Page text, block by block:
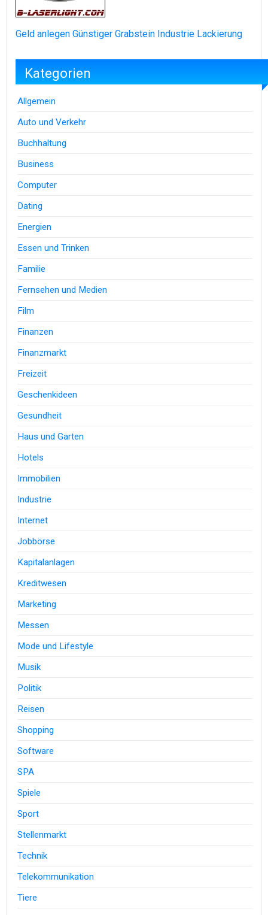
Geld anlegen Günstiger Grabstein Industrie Lackierung
Kategorien
Allgemein
Auto und Verkehr
Buchhaltung
Business
Computer
Dating
Energien
Essen und Trinken
Familie
Fernsehen und Medien
Film
Finanzen
Finanzmarkt
Freizeit
Geschenkideen
Gesundheit
Haus und Garten
Hotels
Immobilien
Industrie
Internet
Jobbörse
Kapitalanlagen
Kreditwesen
Marketing
Messen
Mode und Lifestyle
Musik
Politik
Reisen
Shopping
Software
SPA
Spiele
Sport
Stellenmarkt
Technik
Telekommunikation
Tiere